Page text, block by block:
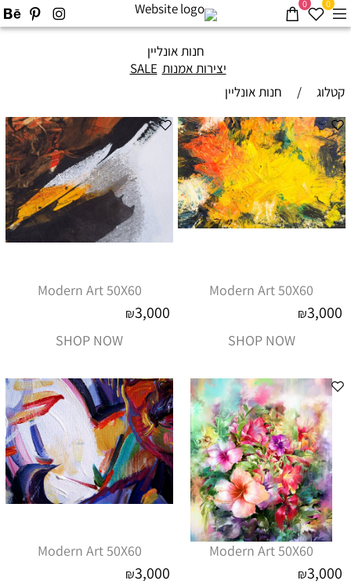
0
0
חנות אונליין
יצירות אמנות SALE
קטלוג
/ חנות אונליין
Modern Art 50X60
₪3,000
SHOP NOW
Modern Art 50X60
₪3,000
SHOP NOW
Modern Art 50X60
₪3,000
Modern Art 50X60
₪3,000